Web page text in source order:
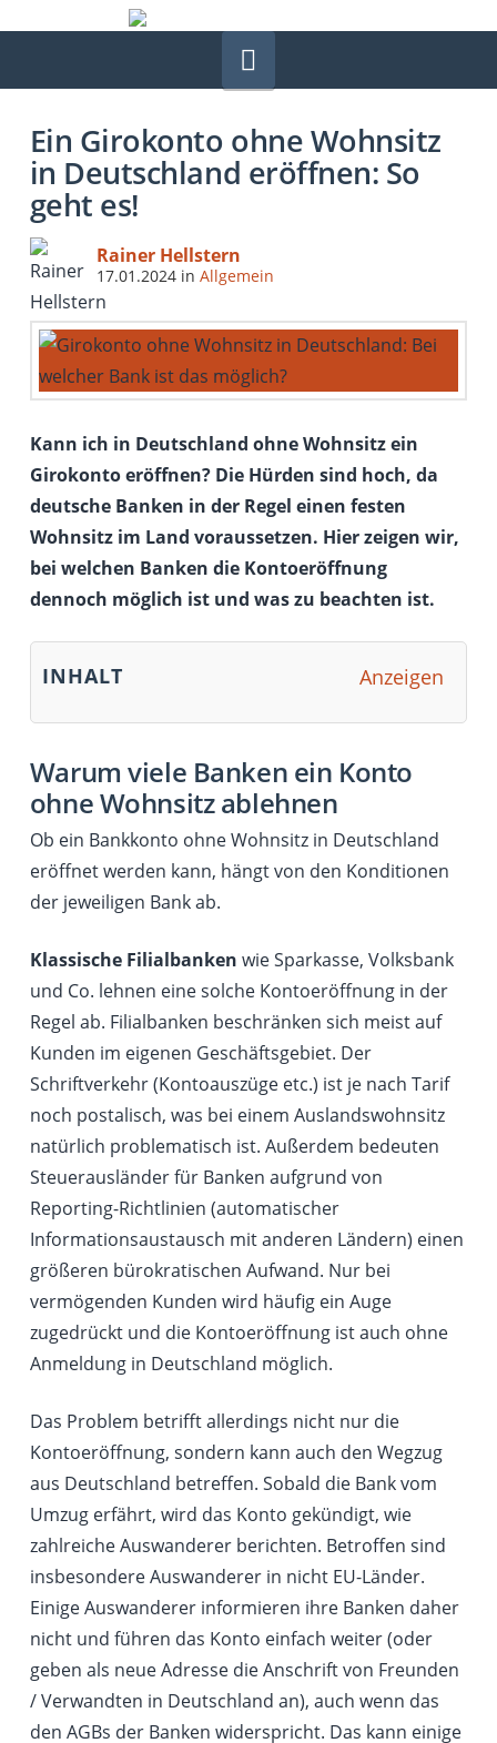
Ein Girokonto ohne Wohnsitz
in Deutschland eröffnen: So
geht es!
Rainer Hellstern
17.01.2024in Allgemein
Kann ich in Deutschland ohne Wohnsitz ein
Girokonto eröffnen? Die Hürden sind hoch, da
deutsche Banken in der Regel einen festen
Wohnsitz im Land voraussetzen. Hier zeigen wir,
bei welchen Banken die Kontoeröffnung
dennoch möglich ist und was zu beachten ist.
INHALT Anzeigen
Warum viele Banken ein Konto
ohne Wohnsitz ablehnen
Ob ein Bankkonto ohne Wohnsitz in Deutschland
eröffnet werden kann, hängt von den Konditionen
der jeweiligen Bank ab.
Klassische Filialbanken wie Sparkasse, Volksbank
und Co. lehnen eine solche Kontoeröffnung in der
Regel ab. Filialbanken beschränken sich meist auf
Kunden im eigenen Geschäftsgebiet. Der
Schriftverkehr (Kontoauszüge etc.) ist je nach Tarif
noch postalisch, was bei einem Auslandswohnsitz
natürlich problematisch ist. Außerdem bedeuten
Steuerausländer für Banken aufgrund von
Reporting-Richtlinien (automatischer
Informationsaustausch mit anderen Ländern) einen
größeren bürokratischen Aufwand. Nur bei
vermögenden Kunden wird häufig ein Auge
zugedrückt und die Kontoeröffnung ist auch ohne
Anmeldung in Deutschland möglich.
Das Problem betrifft allerdings nicht nur die
Kontoeröffnung, sondern kann auch den Wegzug
aus Deutschland betreffen. Sobald die Bank vom
Umzug erfährt, wird das Konto gekündigt, wie
zahlreiche Auswanderer berichten. Betroffen sind
insbesondere Auswanderer in nicht EU-Länder.
Einige Auswanderer informieren ihre Banken daher
nicht und führen das Konto einfach weiter (oder
geben als neue Adresse die Anschrift von Freunden
/ Verwandten in Deutschland an), auch wenn das
den AGBs der Banken widerspricht. Das kann einige